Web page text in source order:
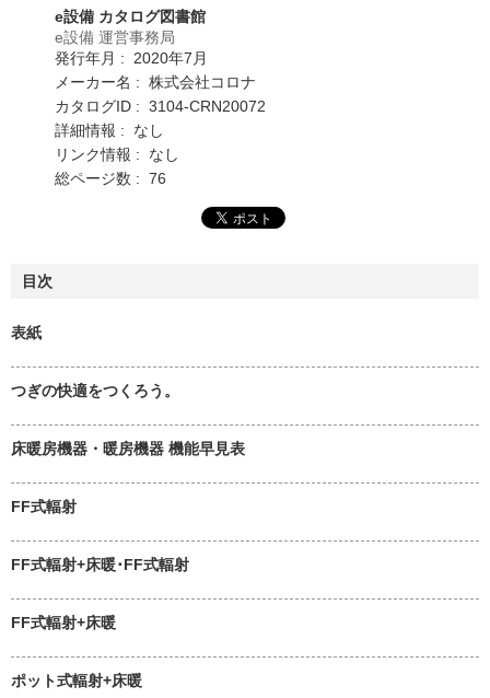
e設備 カタログ図書館
e設備 運営事務局
発行年月 : 2020年7月
メーカー名 : 株式会社コロナ
カタログID : 3104-CRN20072
詳細情報 : なし
リンク情報 : なし
総ページ数 : 76
目次
表紙
つぎの快適をつくろう。
床暖房機器・暖房機器 機能早見表
FF式輻射
FF式輻射+床暖･FF式輻射
FF式輻射+床暖
ポット式輻射+床暖